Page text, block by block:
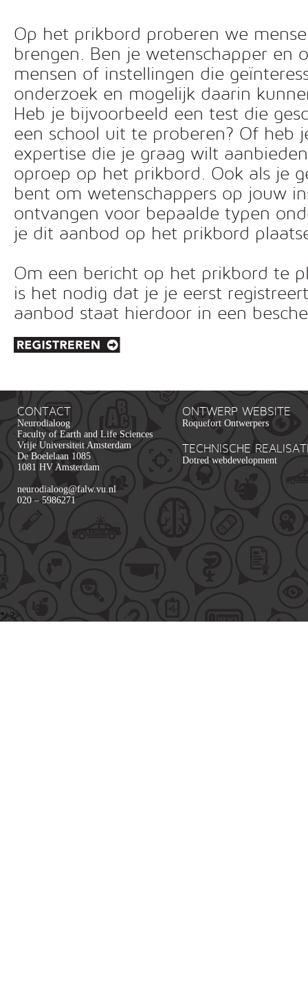
Op het prikbord proberen we
brengen. Ben je wetenschapper en
mensen of instellingen die
onderzoek en mogelijk daarin
Heb je bijvoorbeeld een test die
een school uit te proberen? Of heb
expertise die je graag wilt
oproep op het prikbord. Ook als je
bent om wetenschappers op jouw
ontvangen voor bepaalde typen
je dit aanbod op het prikbord
Om een bericht op het prikbord te
is het nodig dat je je eerst
aanbod staat hierdoor in een
CONTACT
Neurodialoog
Faculty of Earth and Life Sciences
Vrije Universiteit Amsterdam
De Boelelaan 1085
1081 HV Amsterdam
neurodialoog@falw.vu.nl
020 – 5986271
ONTWERP WEBSITE
Roquefort Ontwerpers
TECHNISCHE
Dotred webdevelopment
*/ ?>